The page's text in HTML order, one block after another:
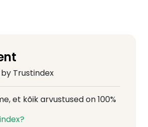
Trustindex
et kõik arvustused on 100%